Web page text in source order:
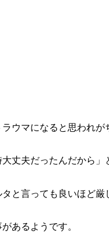
ウマになると思われ
丈夫だったんだから」
と言っても良いほど
あるようです。